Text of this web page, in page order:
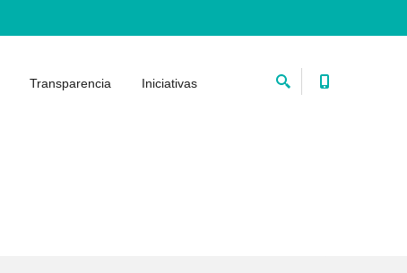
Transparencia Iniciativas